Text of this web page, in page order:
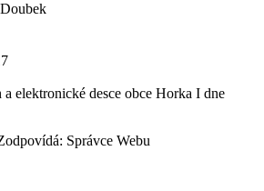
elektronické desce obce Horka I dne
Správce Webu